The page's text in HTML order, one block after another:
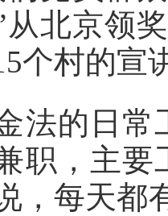
从北京领
个村的宣
的日常工
职，主要
，每天都